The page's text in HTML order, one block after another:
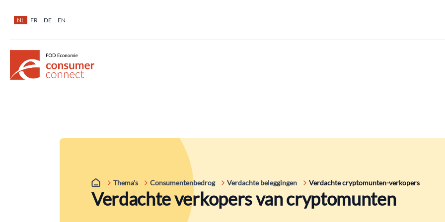
NL FR DE EN
Thema's Consumenten​bedrog Verdachte beleggingen Verdachte cryptomunten-verkopers
Verdachte verkopers van cryptomunten